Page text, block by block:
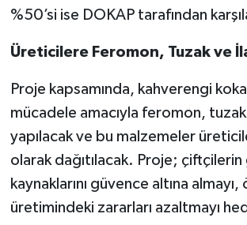
%50’si ise DOKAP tarafından
Üreticilere Feromon, Tuzak ve
Proje kapsamında, kahverengi
mücadele amacıyla feromon, tuzak
yapılacak ve bu malzemeler
olarak dağıtılacak. Proje; çiftçilerin
kaynaklarını güvence altına almayı,
üretimindeki zararları azaltmayı